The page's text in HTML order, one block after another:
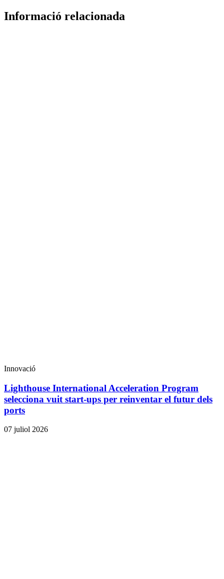
Informació relacionada
Innovació
Lighthouse International Acceleration Program
selecciona vuit start-ups per reinventar el futur dels
ports
07 juliol 2026